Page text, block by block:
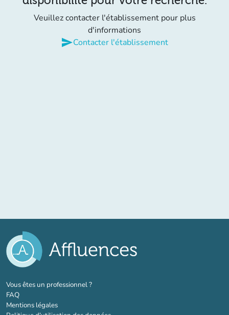
Veuillez contacter l'établissement pour plus
d'informations
sendContacter l'établissement
Vous êtes un professionnel ?(nouvel onglet)
FAQ
Mentions légales